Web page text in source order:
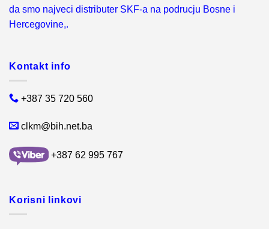
da smo najveci distributer SKF-a na podrucju Bosne i
Hercegovine,.
Kontakt info
+387 35 720 560
clkm@bih.net.ba
+387 62 995 767
Korisni linkovi